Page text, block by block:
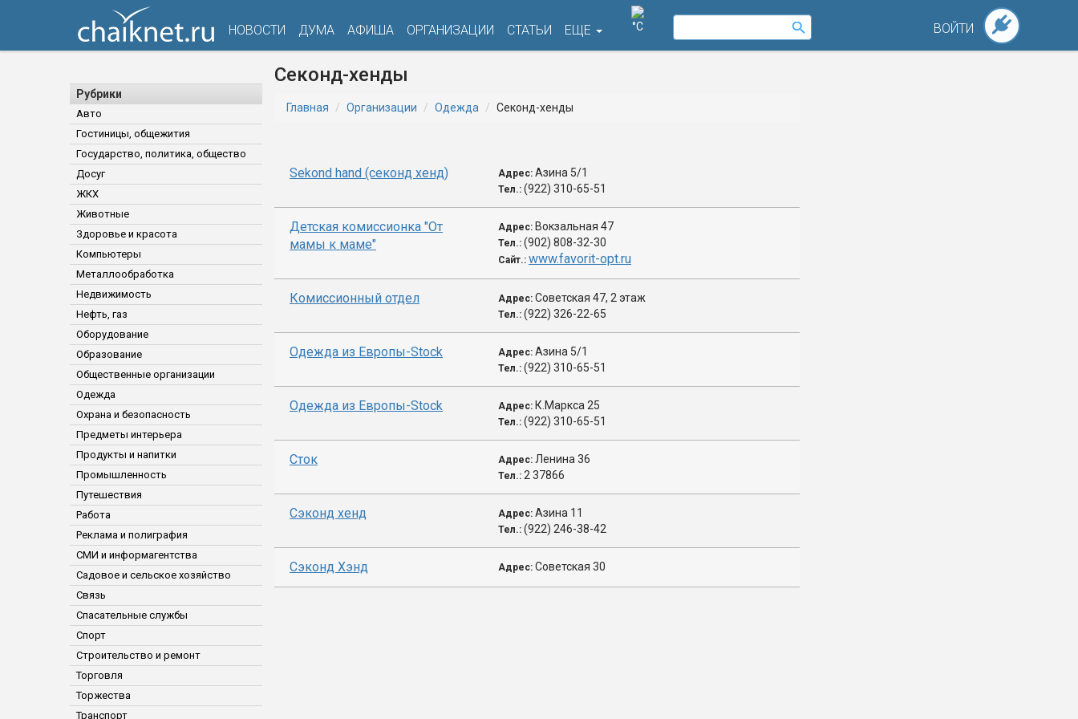
НОВОСТИ ДУМА АФИША ОРГАНИЗАЦИИ СТАТЬИ ЕЩЕ °C ВОЙТИ
Рубрики
Авто
Гостиницы, общежития
Государство, политика, общество
Досуг
ЖКХ
Животные
Здоровье и красота
Компьютеры
Металлообработка
Недвижимость
Нефть, газ
Оборудование
Образование
Общественные организации
Одежда
Охрана и безопасность
Предметы интерьера
Продукты и напитки
Промышленность
Путешествия
Работа
Реклама и полиграфия
СМИ и информагентства
Садовое и сельское хозяйство
Связь
Спасательные службы
Спорт
Строительство и ремонт
Торговля
Торжества
Транспорт
Секонд-хенды
Главная Организации Одежда Секонд-хенды
Sekond hand (секонд хенд) Адрес: Азина 5/1
Тел.: (922) 310-65-51
Детская комиссионка "От
мамы к маме"
Адрес: Вокзальная 47
Тел.: (902) 808-32-30
Сайт.: www.favorit-opt.ru
Комиссионный отдел Адрес: Советская 47, 2 этаж
Тел.: (922) 326-22-65
Одежда из Европы-Stock Адрес: Азина 5/1
Тел.: (922) 310-65-51
Одежда из Европы-Stock Адрес: К.Маркса 25
Тел.: (922) 310-65-51
Сток Адрес: Ленина 36
Тел.: 2 37866
Сэконд хенд Адрес: Азина 11
Тел.: (922) 246-38-42
Сэконд Хэнд Адрес: Советская 30